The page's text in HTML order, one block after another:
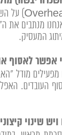
מנתבים את
המעסיק.
אפשר
העובדים.
שינוי